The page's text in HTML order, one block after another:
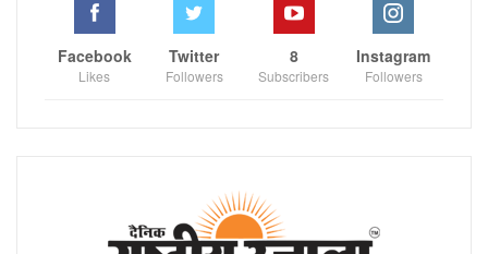
Facebook
Likes
Twitter
Followers
8
Subscribers
Instagram
Followers